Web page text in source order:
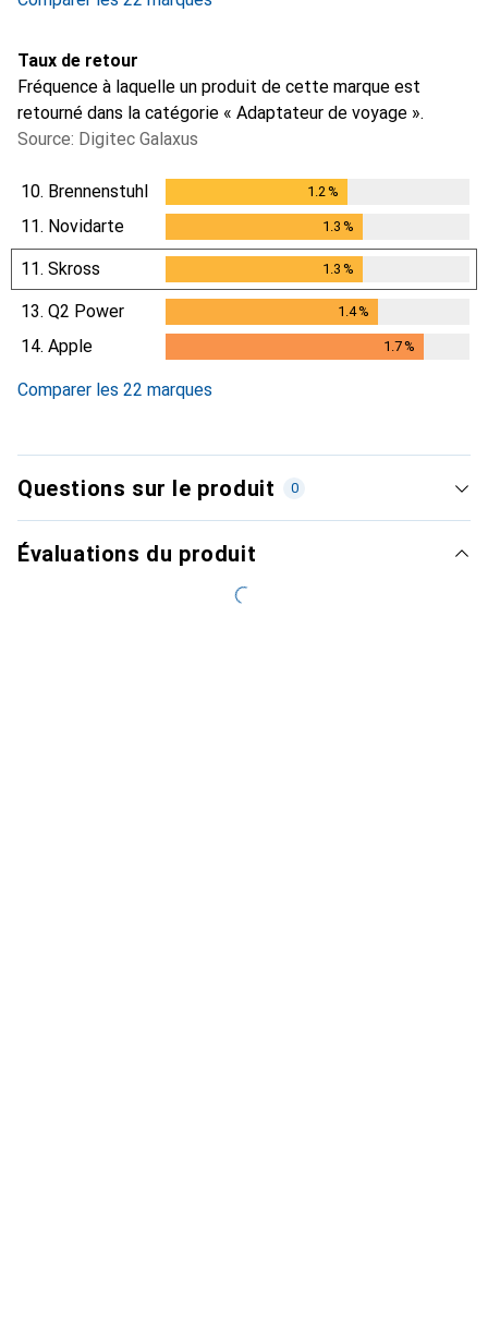
Taux de retour
Fréquence à laquelle un produit de cette marque est
retourné dans la catégorie « Adaptateur de voyage ».
Source: Digitec Galaxus
10. Brennenstuhl 1.2 %
11. Novidarte 1.3 %
11. Skross 1.3 %
13. Q2 Power 1.4%
14. Apple 1.7%
Comparer les 22 marques
Questions sur le produit 0
Évaluations du produit